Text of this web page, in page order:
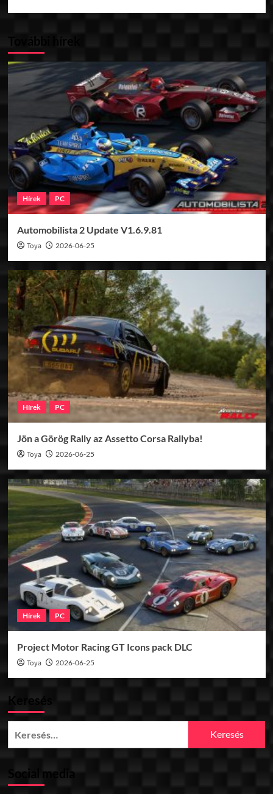
További hírek
Hírek PC
Automobilista 2 Update V1.6.9.81
Toya 2026-06-25
Hírek PC
Jön a Görög Rally az Assetto Corsa Rallyba!
Toya 2026-06-25
Hírek PC
Project Motor Racing GT Icons pack DLC
Toya 2026-06-25
Keresés
Social media